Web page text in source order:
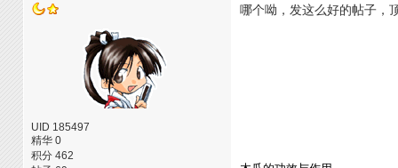
UID 185497
精华 0
积分 462
哪个呦，发这么好的帖子，